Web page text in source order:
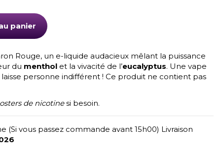
panier
Rouge, un e-liquide audacieux mêlant la puissance
du menthol et la vivacité de l’eucalyptus. Une vape
personne indifférent ! Ce produit ne contient pas
de nicotinesi besoin.
(Si vous passez commande avant 15h00) Livraison